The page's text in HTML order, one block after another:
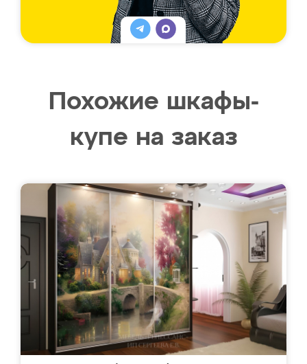
Похожие шкафы-
купе на заказ